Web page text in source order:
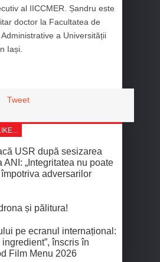
al IICCMER. Șandru este
doctor la Facultatea de
a Universității
Iași.
Tweet
USR după sesizarea
„Integritatea nu poate
adversarilor
și pălitura!
pe ecranul internațional:
înscris în
Film Menu 2026